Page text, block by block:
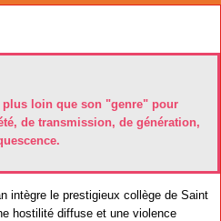
loin que son "genre" pour
de transmission, de génération,
intègre le prestigieux collège de Saint
hostilité diffuse et une violence